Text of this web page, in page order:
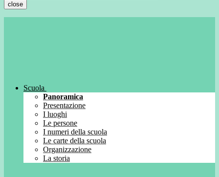
close
Scuola
Panoramica
Presentazione
I luoghi
Le persone
I numeri della scuola
Le carte della scuola
Organizzazione
La storia